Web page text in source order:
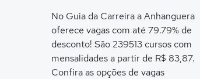
No Guia da Carreira a Anhanguera
oferece vagas com até 79.79% de
desconto! São 239513 cursos com
mensalidades a partir de R$ 83,87.
Confira as opções de vagas